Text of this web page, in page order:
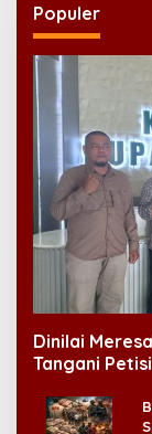
Populer
Dinilai
Tangani